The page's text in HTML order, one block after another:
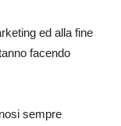
ed alla fine
facendo
sempre